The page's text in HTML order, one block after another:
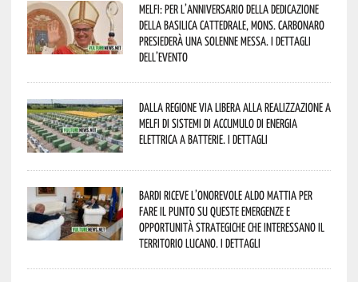
Melfi: per l’anniversario della Dedicazione
della Basilica Cattedrale, Mons. Carbonaro
presiederà una solenne messa. I dettagli
dell’evento
Dalla Regione via libera alla realizzazione a
Melfi di sistemi di accumulo di energia
elettrica a batterie. I dettagli
Bardi riceve l’onorevole Aldo Mattia per
fare il punto su queste emergenze e
opportunità strategiche che interessano il
territorio lucano. I dettagli